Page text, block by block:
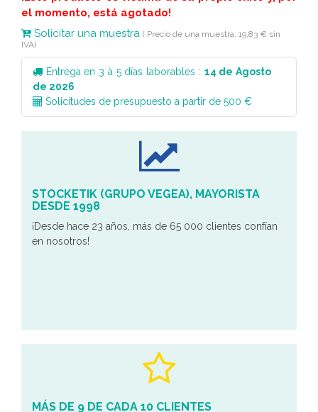
el momento, está agotado!
Solicitar una muestra ( Precio de una muestra: 19,83 € sin
IVA)
Entrega en 3 à 5 días laborables : 14 de Agosto
de 2026
Solicitudes de presupuesto a partir de 500 €
STOCKETIK (GRUPO VEGEA), MAYORISTA
DESDE 1998
¡Desde hace 23 años, más de 65 000 clientes confían
en nosotros!
MÁS DE 9 DE CADA 10 CLIENTES